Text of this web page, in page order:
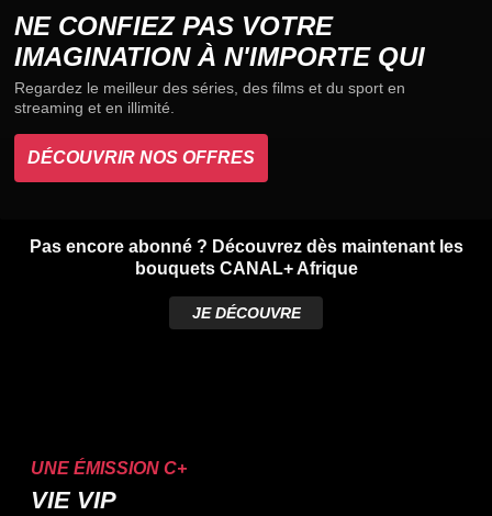
NE CONFIEZ PAS VOTRE
IMAGINATION À N'IMPORTE QUI
Regardez le meilleur des séries, des films et du sport en
streaming et en illimité.
DÉCOUVRIR NOS OFFRES
Pas encore abonné ? Découvrez dès maintenant les
bouquets CANAL+ Afrique
JE DÉCOUVRE
UNE ÉMISSION C+
VIE VIP